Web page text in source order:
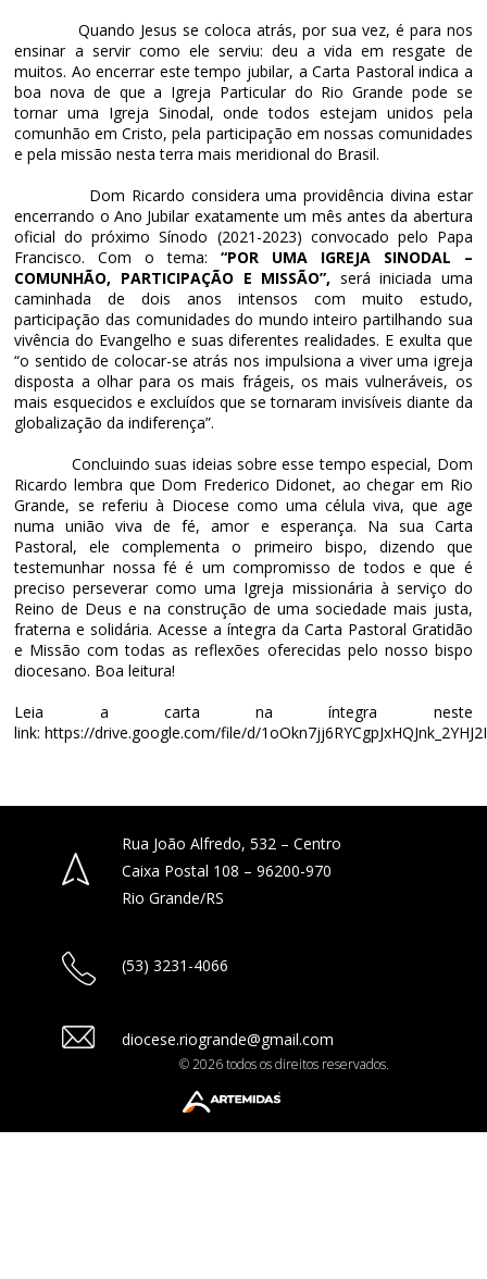
Quando Jesus se coloca atrás, por sua vez, é para nos
ensinar a servir como ele serviu: deu a vida em resgate de
muitos. Ao encerrar este tempo jubilar, a Carta Pastoral indica a
boa nova de que a Igreja Particular do Rio Grande pode se
tornar uma Igreja Sinodal, onde todos estejam unidos pela
comunhão em Cristo, pela participação em nossas comunidades
e pela missão nesta terra mais meridional do Brasil.
Dom Ricardo considera uma providência divina estar
encerrando o Ano Jubilar exatamente um mês antes da abertura
oficial do próximo Sínodo (2021-2023) convocado pelo Papa
Francisco. Com o tema: “POR UMA IGREJA SINODAL
–
COMUNHÃO, PARTICIPAÇÃO E MISSÃO”, será iniciada uma
caminhada de dois anos intensos com muito estudo,
participação das comunidades do mundo inteiro partilhando sua
vivência do Evangelho e suas diferentes realidades. E exulta que
“o sentido de colocar-se atrás nos impulsiona a viver uma igreja
disposta a olhar para os mais frágeis, os mais vulneráveis, os
mais esquecidos e excluídos que se tornaram invisíveis diante da
globalização da indiferença”.
Concluindo suas ideias sobre esse tempo especial, Dom
Ricardo lembra que Dom Frederico Didonet, ao chegar em Rio
Grande, se referiu à Diocese como uma célula viva, que age
numa união viva de fé, amor e esperança. Na sua Carta
Pastoral, ele complementa o primeiro bispo, dizendo que
testemunhar nossa fé é um compromisso de todos e que é
preciso perseverar como uma Igreja missionária à serviço do
Reino de Deus e na construção de uma sociedade mais justa,
fraterna e solidária. Acesse a íntegra da Carta Pastoral Gratidão
e Missão com todas as reflexões oferecidas pelo nosso bispo
diocesano. Boa leitura!
Leia a carta na íntegra neste
link:https://drive.google.com/file/d/
Rua João Alfredo, 532 – Centro
Caixa Postal 108 – 96200-970
Rio Grande/RS
(53) 3231-4066
diocese.riogrande@gmail.com
© 2026 todos os direitos reservados.